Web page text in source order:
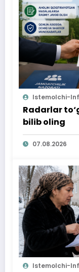
Istemolchi-
Radarlar
bilib oling
07.08.2026
Istemolchi-